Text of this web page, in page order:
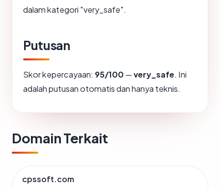
dalam kategori "very_safe".
Putusan
Skor kepercayaan: 95/100 —very_safe. Ini
adalah putusan otomatis dan hanya teknis.
Domain Terkait
cpssoft.com